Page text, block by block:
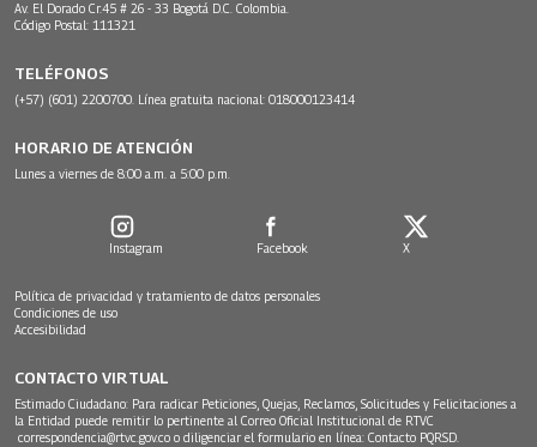
Av. El Dorado Cr.45 # 26 - 33 Bogotá D.C. Colombia.
Código Postal: 111321
TELÉFONOS
(+57) (601) 2200700. Línea gratuita nacional: 018000123414
HORARIO DE ATENCIÓN
Lunes a viernes de 8:00 a.m. a 5:00 p.m.
Instagram Facebook X
Política de privacidad y tratamiento de datos personales
Condiciones de uso
Accesibilidad
CONTACTO VIRTUAL
Estimado Ciudadano: Para radicar Peticiones, Quejas, Reclamos, Solicitudes y Felicitaciones a
la Entidad puede remitir lo pertinente al Correo Oficial Institucional de RTVC
correspondencia@rtvc.gov.co o diligenciar el formulario en línea: Contacto PQRSD.